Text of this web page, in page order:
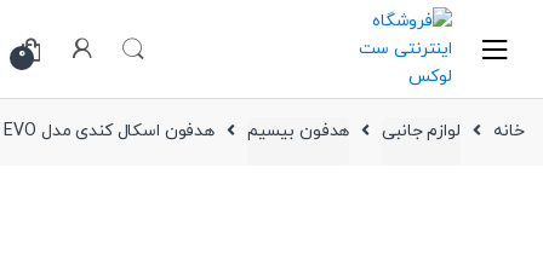
0
خانه لوازم جانبی هدفون بیسیم هدفون اسکال کندی مدل Hesh EVO